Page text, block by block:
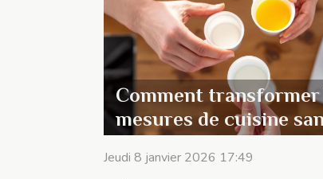
Comment transformer
mesures de cuisine
tromper ?
Jeudi 8 janvier 2026 17:49